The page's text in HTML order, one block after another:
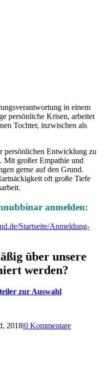
in einem
persönliche Krisen, arbeitet
Tochter, inzwischen als
per­sönlichen Entwicklung zu
Mit großer Empathie und
gerne auf den Grund.
oft große Tiefe
anmelden:
Startseite/Anmeldung-
über unsere
werden?
zur Auswahl
2018|0 Kommentare